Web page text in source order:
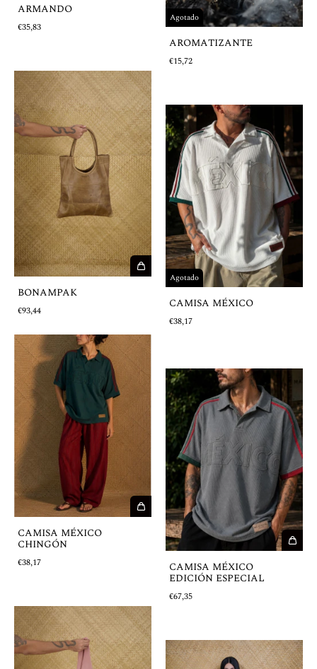
ARMANDO
€35,83
Agotado
AROMATIZANTE
€15,72
BONAMPAK
€93,44
Agotado
CAMISA MÉXICO
€38,17
CAMISA MÉXICO
CHINGÓN
€38,17 CAMISA MÉXICO
EDICIÓN ESPECIAL
€67,35